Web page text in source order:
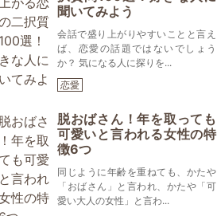
聞いてみよう
会話で盛り上がりやすいことと言え
ば、恋愛の話題ではないでしょう
か？ 気になる人に探りを...
恋愛
脱おばさん！年を取っても
可愛いと言われる女性の特
徴6つ
同じように年齢を重ねても、かたや
「おばさん」と言われ、かたや「可
愛い大人の女性」と言わ...